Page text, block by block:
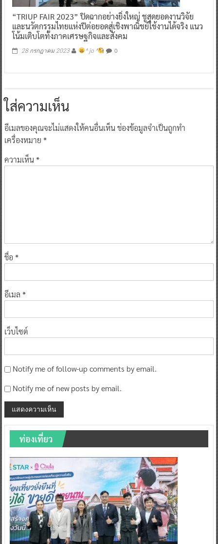
“TRIUP FAIR 2023” ปิดฉากอย่างยิ่งใหญ่ ชูสุดยอดงานวิจัย
และนวัตกรรมไทยแห่งปีต่อยอดสู่เชิงพาณิชย์ใช้งานได้จริง แนว
โน้มเติบโตทั้งภาคเศรษฐกิจและสังคม
28 กรกฎาคม 2023 ^ jo ^ 0
ใส่ความเห็น
อีเมลของคุณจะไม่แสดงให้คนอื่นเห็นช่องข้อมูลจำเป็นถูกทำ
เครื่องหมาย *
ความเห็น*
ชื่อ *
อีเมล *
เว็บไซต์
Notify me of follow-up comments by email.
Notify me of new posts by email.
ท่องเที่ยว